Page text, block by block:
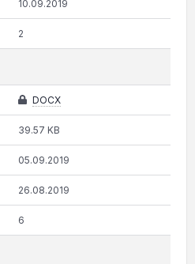
10.09.2019
2
DOCX
39.57 KB
05.09.2019
26.08.2019
6